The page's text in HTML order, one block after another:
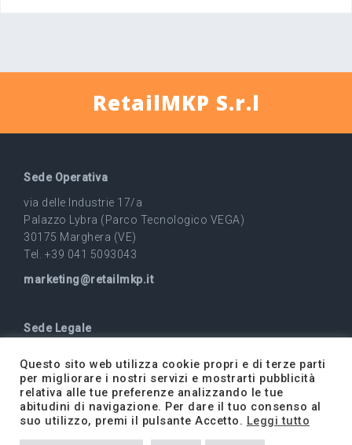
RetailMKP S.r.l
Sede Operativa
via delle Industrie 17/a
Palazzo Lybra (Parco Tecnologico VEGA)
30175 Marghera (VE)
Tel. +39 041 5093043
marketing@retailmkp.it
Sede Legale
37138 Verona (VR)
P.Iva 09779210963
Questo sito web utilizza cookie propri e di terze parti
per migliorare i nostri servizi e mostrarti pubblicità
relativa alle tue preferenze analizzando le tue
abitudini di navigazione. Per dare il tuo consenso al
suo utilizzo, premi il pulsante Accetto. Leggi tutto